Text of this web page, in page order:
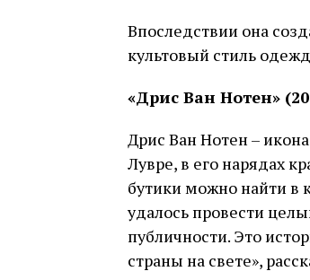
Впоследствии она
культовый стиль
«Дрис Ван Нотен»
Дрис Ван Нотен –
Лувре, в его нарядах
бутики можно найти в
удалось провести
публичности. Это
страны на свете»,